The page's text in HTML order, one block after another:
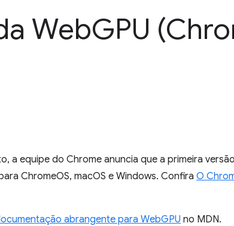
WebGPU
a equipe do Chrome anuncia que a primeira
ChromeOS, macOS e Windows. Confira O
abrangente para WebGPU no MDN.